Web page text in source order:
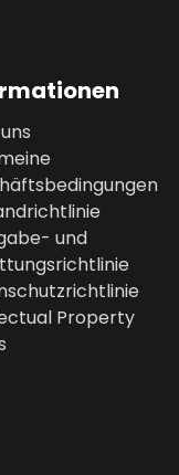
und
Property